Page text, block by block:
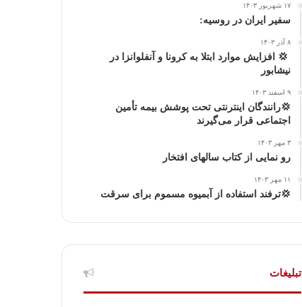
ا
ا
۱۷ شهریور ۱۴۰۳
سفیر ایران در روسیه:
۸ آذر ۱۴۰۳
‍ 💢 افزایش موارد ابتلا به کرونا و آنفلوانزا در
نیشابور
۹ اسفند ۱۴۰۳
💢رانندگان اینترنتی تحت پوشش بیمه تأمین
اجتماعی قرار می‌گیرند
۳ مهر ۱۴۰۳
رو نمایی از کتاب سالهای افتخار
۱۱ مهر ۱۴۰۳
💢ترفند استفاده از آبمیوه مسموم برای سرقت
تبلیغات